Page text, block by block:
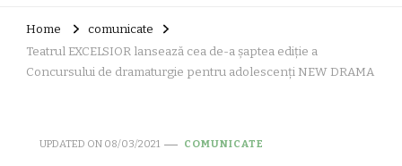
Home
comunicate
Teatrul EXCELSIOR lansează cea de-a șaptea ediție a
Concursului de dramaturgie pentru adolescenți NEW DRAMA
UPDATED ON 08/03/2021 COMUNICATE